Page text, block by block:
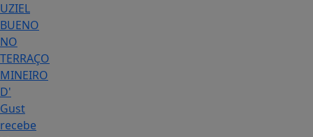
UZIEL
BUENO
NO
TERRAÇO
MINEIRO
D'
Gust
recebe